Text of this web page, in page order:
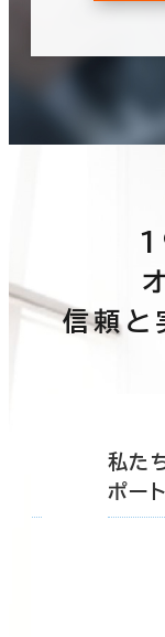
信頼と
私た
ポー